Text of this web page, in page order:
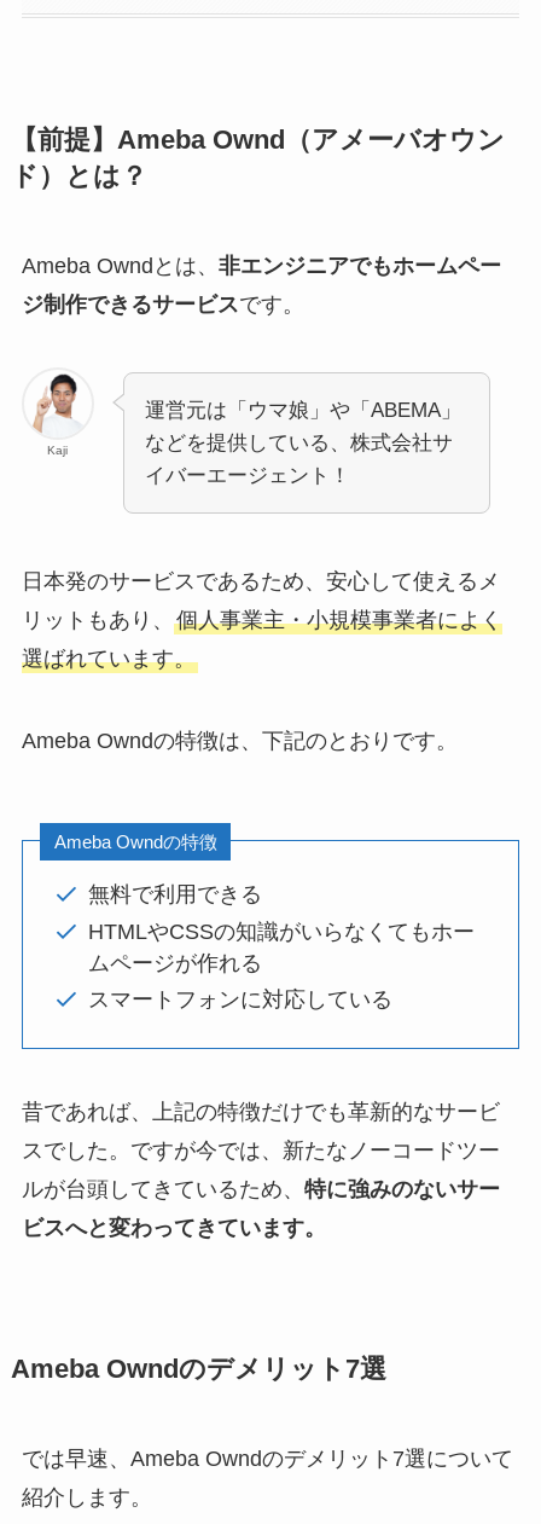
【前提】Ameba Ownd（アメーバオウン
ド）とは？
Ameba Owndとは、 非エンジニアでもホームペー
ジ制作できるサービスです。
Kaji
運営元は「ウマ娘」や「ABEMA」
などを提供している、株式会社サ
イバーエージェント！
日本発のサービスであるため、安心して使えるメ
リットもあり、 個人事業主・小規模事業者によく
選ばれています。
Ameba Owndの特徴は、下記のとおりです。
Ameba Owndの特徴
無料で利用できる
HTMLやCSSの知識がいらなくてもホー
ムページが作れる
スマートフォンに対応している
昔であれば、上記の特徴だけでも革新的なサービ
スでした。ですが今では、新たなノーコードツー
ルが台頭してきているため、 特に強みのないサー
ビスへと変わってきています。
Ameba Owndのデメリット7選
では早速、Ameba Owndのデメリット7選について
紹介します。